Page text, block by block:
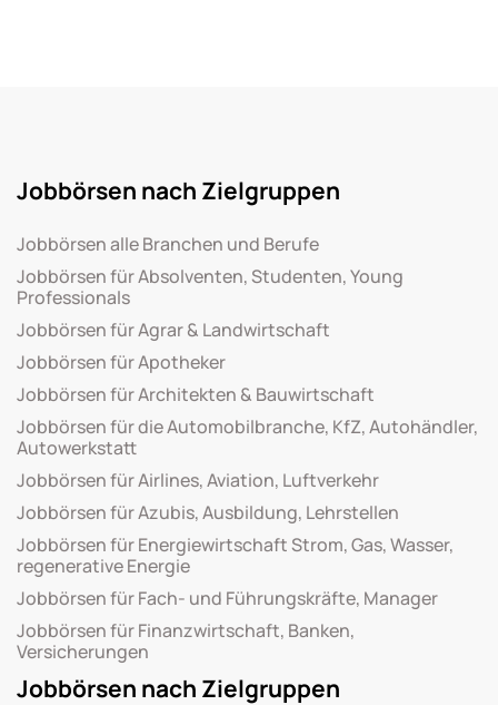
Jobbörsen nach Zielgruppen
Jobbörsen alle Branchen und Berufe
Jobbörsen für Absolventen, Studenten, Young
Professionals
Jobbörsen für Agrar & Landwirtschaft
Jobbörsen für Apotheker
Jobbörsen für Architekten & Bauwirtschaft
Jobbörsen für die Automobilbranche, KfZ, Autohändler,
Autowerkstatt
Jobbörsen für Airlines, Aviation, Luftverkehr
Jobbörsen für Azubis, Ausbildung, Lehrstellen
Jobbörsen für Energiewirtschaft Strom, Gas, Wasser,
regenerative Energie
Jobbörsen für Fach- und Führungskräfte, Manager
Jobbörsen für Finanzwirtschaft, Banken,
Versicherungen
Jobbörsen nach Zielgruppen